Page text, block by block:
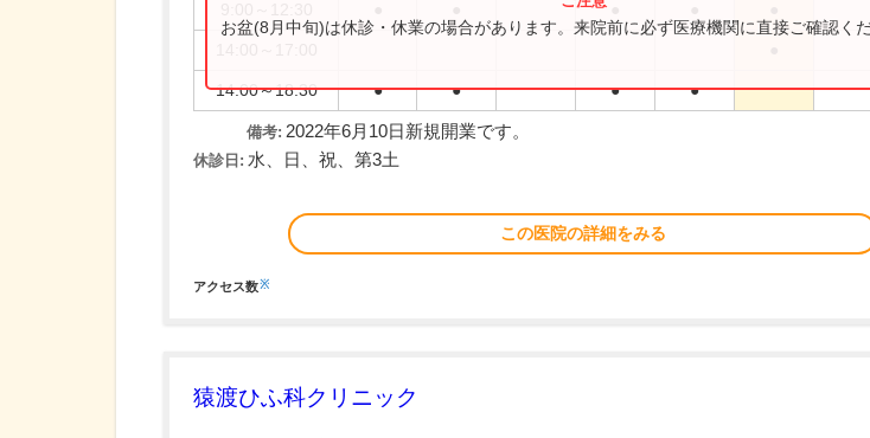
14:00～18:30 ● ● ● ●
お盆(8月中旬)は休診・休業の場合があります。来院前に必ず医療機関に直接ご確認くだ
備考: 2022年6月10日新規開業です。
休診日: 水、日、祝、第3土
この医院の詳細をみる
アクセス数※
猿渡ひふ科クリニック